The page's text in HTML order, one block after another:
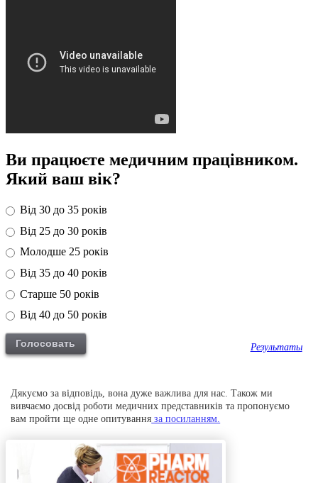
Ви працюєте медичним працівником.
Який ваш вік?
Від 30 до 35 років
Від 25 до 30 років
Молодше 25 років
Від 35 до 40 років
Старше 50 років
Від 40 до 50 років
Результаты
Дякуємо за відповідь, вона дуже важлива для нас. Також ми
вивчаємо досвід роботи медичних представників та пропонуємо
вам пройти ще одне опитування за посиланням.